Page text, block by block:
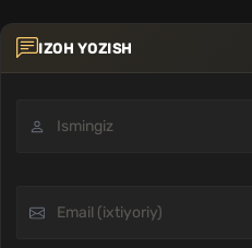
IZOH YOZISH